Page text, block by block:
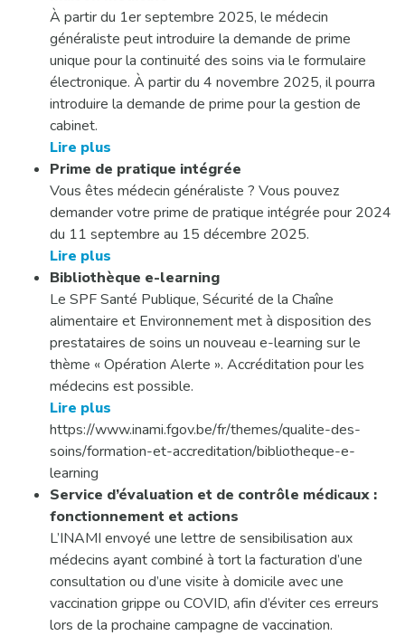
À partir du 1er septembre 2025, le médecin
généraliste peut introduire la demande de prime
unique pour la continuité des soins via le formulaire
électronique. À partir du 4 novembre 2025, il pourra
introduire la demande de prime pour la gestion de
cabinet.
Lire plus
Prime de pratique intégrée
Vous êtes médecin généraliste ? Vous pouvez
demander votre prime de pratique intégrée pour 2024
du 11 septembre au 15 décembre 2025.
Lire plus
Bibliothèque e-learning
Le SPF Santé Publique, Sécurité de la Chaîne
alimentaire et Environnement met à disposition des
prestataires de soins un nouveau e-learning sur le
thème « Opération Alerte ». Accréditation pour les
médecins est possible.
Lire plus
https://www.inami.fgov.be/fr/themes/qualite-des-
soins/formation-et-accreditation/bibliotheque-e-
learning
Service d’évaluation et de contrôle médicaux :
fonctionnement et actions
L’INAMI envoyé une lettre de sensibilisation aux
médecins ayant combiné à tort la facturation d’une
consultation ou d’une visite à domicile avec une
vaccination grippe ou COVID, afin d’éviter ces erreurs
lors de la prochaine campagne de vaccination.